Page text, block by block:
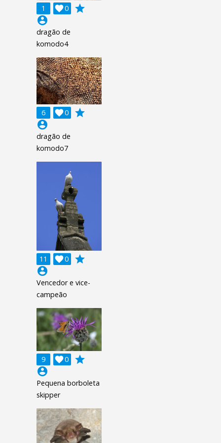
1 0

grade
account_circle
dragão de
komodo4
6 0

grade
account_circle
dragão de
komodo7
11 0

grade
account_circle
Vencedor e vice-
campeão
9 0

grade
account_circle
Pequena borboleta
skipper